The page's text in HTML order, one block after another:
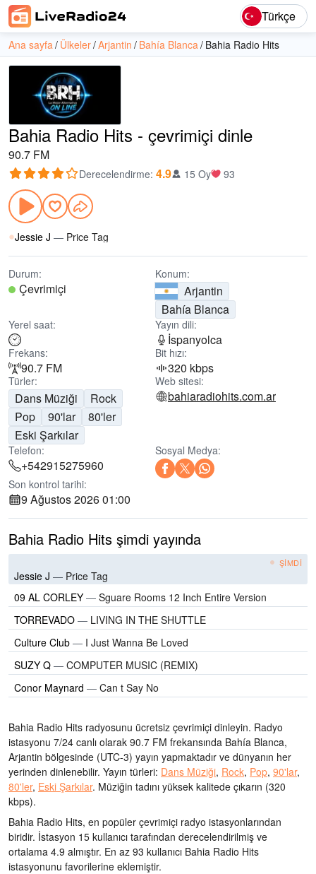
Türkçe
Ana sayfa Ülkeler Arjantin Bahía Blanca Bahia Radio Hits
Bahia Radio Hits - çevrimiçi dinle
90.7 FM
Derecelendirme: 4.9 15 Oy 93
Jessie J — Price Tag
Durum:
Çevrimiçi
Konum:
Arjantin
Bahía Blanca
Yerel saat: Yayın dili:
İspanyolca
Frekans:
90.7 FM
Bit hızı:
320 kbps
Türler:
Dans Müziği
Rock
Pop
90'lar
80'ler
Eski Şarkılar
Web sitesi:
bahiaradiohits.com.ar
Telefon:
+542915275960
Sosyal Medya:
Son kontrol tarihi:
9 Ağustos 2026 01:00
Bahia Radio Hits şimdi yayında
ŞIMDI
Jessie J — Price Tag
09 AL CORLEY — Sguare Rooms 12 Inch Entire Version
TORREVADO — LIVING IN THE SHUTTLE
Culture Club — I Just Wanna Be Loved
SUZY Q — COMPUTER MUSIC (REMIX)
Conor Maynard — Can t Say No
Bahia Radio Hits radyosunu ücretsiz çevrimiçi dinleyin. Radyo
istasyonu 7/24 canlı olarak 90.7 FM frekansında Bahía Blanca,
Arjantin bölgesinde (UTC-3) yayın yapmaktadır ve dünyanın her
yerinden dinlenebilir. Yayın türleri: Dans Müziği, Rock, Pop, 90'lar,
80'ler, Eski Şarkılar. Müziğin tadını yüksek kalitede çıkarın (320
kbps).
Bahia Radio Hits, en popüler çevrimiçi radyo istasyonlarından
biridir. İstasyon 15 kullanıcı tarafından derecelendirilmiş ve
ortalama 4.9 almıştır. En az 93 kullanıcı Bahia Radio Hits
istasyonunu favorilerine eklemiştir.